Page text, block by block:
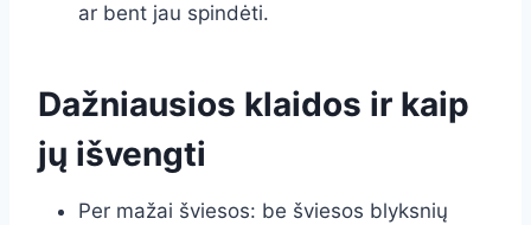
ar bent jau spindėti.
Dažniausios klaidos ir kaip
jų išvengti
Per mažai šviesos: be šviesos blyksnių